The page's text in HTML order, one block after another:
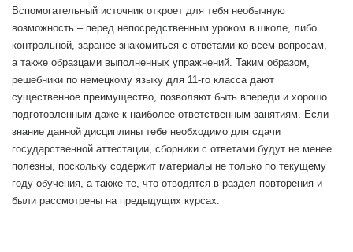
Вспомогательный источник откроет для тебя необычную
возможность – перед непосредственным уроком в школе, либо
контрольной, заранее знакомиться с ответами ко всем вопросам,
а также образцами выполненных упражнений. Таким образом,
решебники по немецкому языку для 11-го класса дают
существенное преимущество, позволяют быть впереди и хорошо
подготовленным даже к наиболее ответственным занятиям. Если
знание данной дисциплины тебе необходимо для сдачи
государственной аттестации, сборники с ответами будут не менее
полезны, поскольку содержит материалы не только по текущему
году обучения, а также те, что отводятся в раздел повторения и
были рассмотрены на предыдущих курсах.